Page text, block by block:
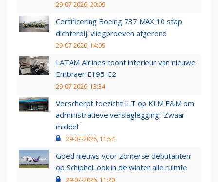
29-07-2026, 20:09
Certificering Boeing 737 MAX 10 stap
dichterbij: vliegproeven afgerond
29-07-2026, 14:09
LATAM Airlines toont interieur van nieuwe
Embraer E195-E2
29-07-2026, 13:34
Verscherpt toezicht ILT op KLM E&M om
administratieve verslaglegging: ‘Zwaar
middel’
29-07-2026, 11:54
Goed nieuws voor zomerse debutanten
op Schiphol: ook in de winter alle ruimte
29-07-2026, 11:20